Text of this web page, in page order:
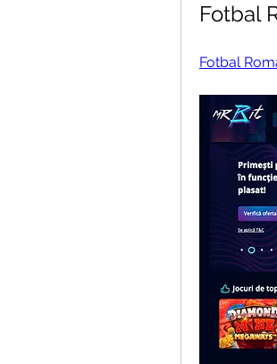
Fotbal
Fotbal